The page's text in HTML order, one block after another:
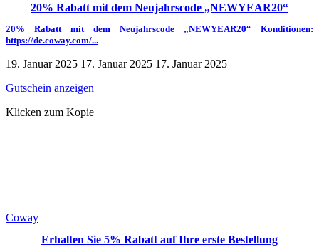
20% Rabatt mit dem Neujahrscode „NEWYEAR20“
20% Rabatt mit dem Neujahrscode „NEWYEAR20“ Konditionen:
https://de.coway.com/...
19. Januar 2025 17. Januar 2025 17. Januar 2025
Gutschein anzeigen
Klicken zum Kopie
Coway
Erhalten Sie 5% Rabatt auf Ihre erste Bestellung